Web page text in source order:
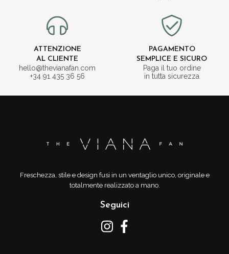
ATTENZIONE
AL CLIENTE
hello@thevianafan.com
+34 91 435 36 56
PAGAMENTO
SEMPLICE E SICURO
Paga il tuo ordine
in tutta sicurezza
Freschezza, stile e design fusi in un ventaglio unico, originale e
totalmente realizzato a mano.
Seguici